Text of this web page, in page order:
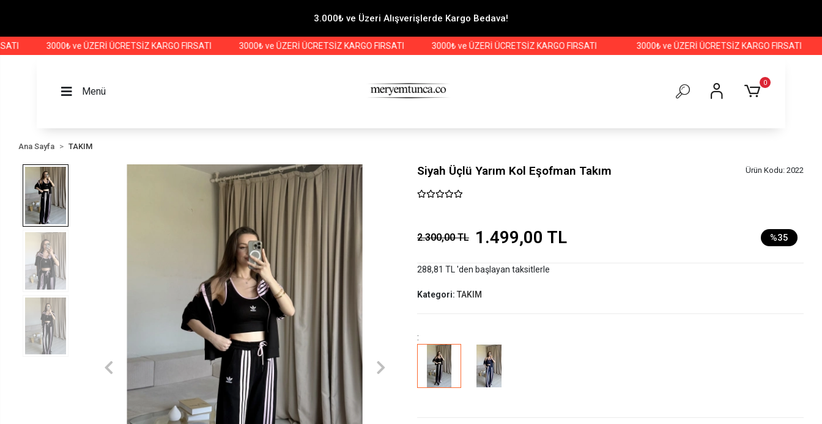
3.000₺ ve Üzeri Alışverişlerde Kargo Bedava!
3000₺ ve ÜZERİ ÜCRETSİZ KARGO FIRSATI 3000₺ ve ÜZERİ ÜCRETSİZ KARGO FIRSATI 3000₺ ve ÜZERİ ÜCRETSİZ KARGO FIRSATI 3000₺ ve ÜZERİ ÜCRETSİZ KARGO FIRSATI
Menü
0
Ana Sayfa TAKIM
Siyah Üçlü Yarım Kol Eşofman Takım Ürün Kodu: 2022
2.300,00 TL 1.499,00 TL %35
288,81 TL 'den başlayan taksitlerle
Kategori: TAKIM
: